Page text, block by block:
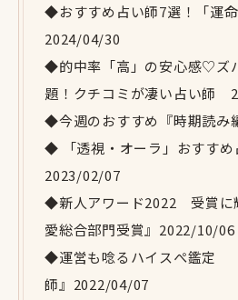
◆おすすめ占い師7選！「運命
2024/04/30
◆的中率「高」の安心感♡ズ
題！クチコミが凄い占い師
◆今週のおすすめ『時期読み
◆ 「透視・オーラ」おすすめ
2023/02/07
◆新人アワード2022 受賞
愛総合部門受賞』2022/10/06
◆運営も唸るハイスぺ鑑定
師』2022/04/07